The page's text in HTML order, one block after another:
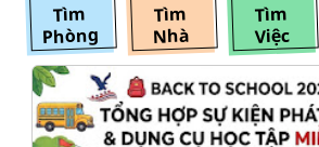
Tìm
Phòng
Tìm
Nhà
Tìm
Việc